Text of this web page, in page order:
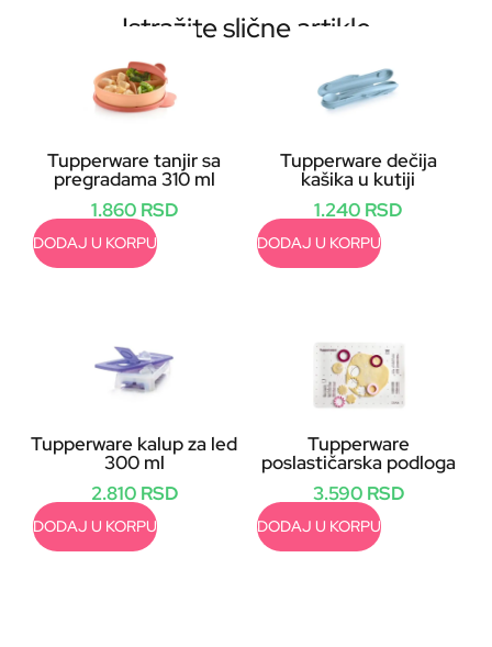
Istražite slične artikle
Tupperware tanjir sa
pregradama 310 ml
1.860 RSD
DODAJ U KORPU
Tupperware dečija
kašika u kutiji
1.240 RSD
DODAJ U KORPU
Tupperware kalup za led
300 ml
2.810 RSD
DODAJ U KORPU
Tupperware
poslastičarska podloga
3.590 RSD
DODAJ U KORPU